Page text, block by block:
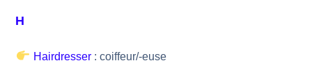
H
Hairdresser : coiffeur/-euse